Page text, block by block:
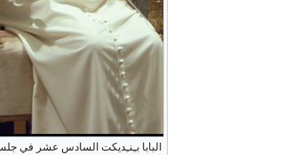
البابا بـِنـِديكت السادس عشر في